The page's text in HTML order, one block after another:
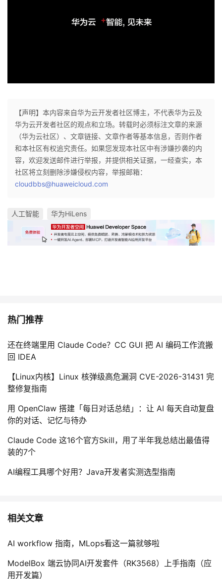
【声明】本内容来自华为云开发者社区博主，不代表华为云及
华为云开发者社区的观点和立场。转载时必须标注文章的来源
（华为云社区）、文章链接、文章作者等基本信息，否则作者
和本社区有权追究责任。如果您发现本社区中有涉嫌抄袭的内
容，欢迎发送邮件进行举报，并提供相关证据，一经查实，本
社区将立刻删除涉嫌侵权内容，举报邮箱：
cloudbbs@huaweicloud.com
人工智能 华为HiLens
热门推荐
还在终端里用 Claude Code？CC GUI 把 AI 编码工作流搬
回 IDEA
【Linux内核】Linux 核弹级高危漏洞 CVE-2026-31431 完
整修复指南
用 OpenClaw 搭建「每日对话总结」：让 AI 每天自动复盘
你的对话、记忆与待办
Claude Code 这16个官方Skill，用了半年我总结出最值得
装的7个
AI编程工具哪个好用？Java开发者实测选型指南
相关文章
AI workflow 指南，MLops看这一篇就够啦
ModelBox 端云协同AI开发套件（RK3568）上手指南（应
用开发篇）